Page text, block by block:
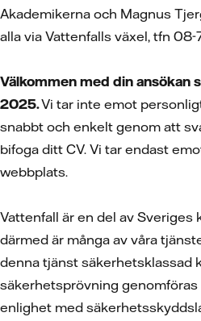
Akademikerna och Magnus
alla via Vattenfalls växel, tfn
Välkommen med din ansökan
2025.Vi tar inte emot
snabbt och enkelt genom att
bifoga ditt CV. Vi tar endast
webbplats.
Vattenfall är en del av Sveriges
därmed är många av våra
denna tjänst säkerhetsklassad
säkerhetsprövning genomföras
enlighet med